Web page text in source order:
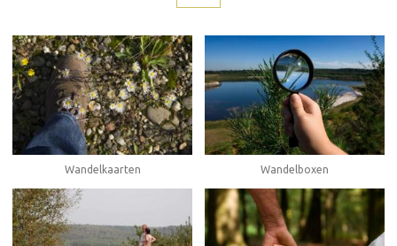
Wandelkaarten Wandelboxen